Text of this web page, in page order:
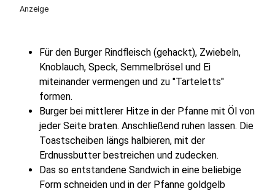
Anzeige
Für den Burger Rindfleisch (gehackt), Zwiebeln,
Knoblauch, Speck, Semmelbrösel und Ei
miteinander vermengen und zu "Tarteletts"
formen.
Burger bei mittlerer Hitze in der Pfanne mit Öl von
jeder Seite braten. Anschließend ruhen lassen. Die
Toastscheiben längs halbieren, mit der
Erdnussbutter bestreichen und zudecken.
Das so entstandene Sandwich in eine beliebige
Form schneiden und in der Pfanne goldgelb